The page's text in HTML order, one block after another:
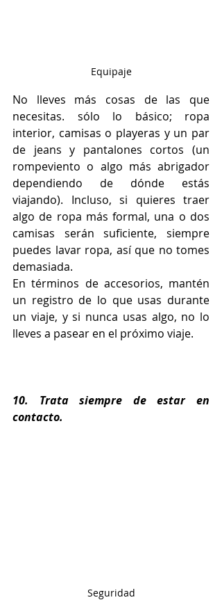
Equipaje
No lleves más cosas de las que
necesitas. sólo lo básico; ropa
interior, camisas o playeras y un par
de jeans y pantalones cortos (un
rompeviento o algo más abrigador
dependiendo de dónde estás
viajando). Incluso, si quieres traer
algo de ropa más formal, una o dos
camisas serán suficiente, siempre
puedes lavar ropa, así que no tomes
demasiada.
En términos de accesorios, mantén
un registro de lo que usas durante
un viaje, y si nunca usas algo, no lo
lleves a pasear en el próximo viaje.
10. Trata siempre de estar en
contacto.
Seguridad